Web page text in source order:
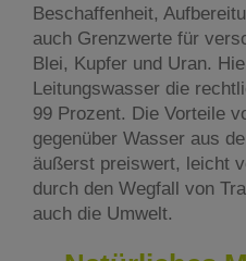
Beschaffenheit,
auch Grenzwerte für
Blei, Kupfer und Uran.
Leitungswasser die
99 Prozent. Die Vorteile
gegenüber Wasser aus
äußerst preiswert, leicht
durch den Wegfall von
auch die Umwelt.